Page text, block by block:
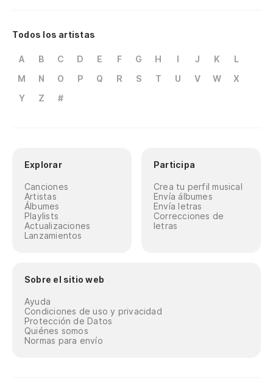
Todos los artistas
A B C D E F G H I J K
L
M
N O P Q R S T U V W
X
Y
Z #
Explorar
Canciones
Artistas
Álbumes
Playlists
Actualizaciones
Lanzamientos
Participa
Crea tu perfil musical
Envía álbumes
Envía letras
Correcciones de
letras
Sobre el sitio web
Ayuda
Condiciones de uso y privacidad
Protección de Datos
Quiénes somos
Normas para envío